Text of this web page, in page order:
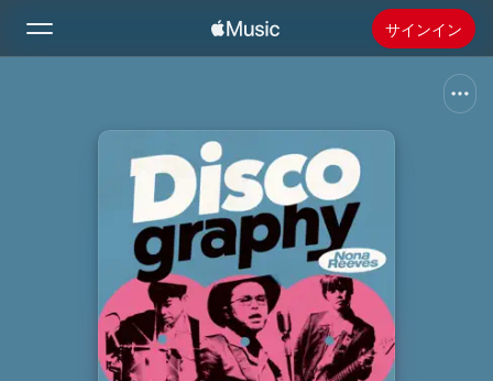
サインイン
新着おすすめ
Apple Musicをインストール